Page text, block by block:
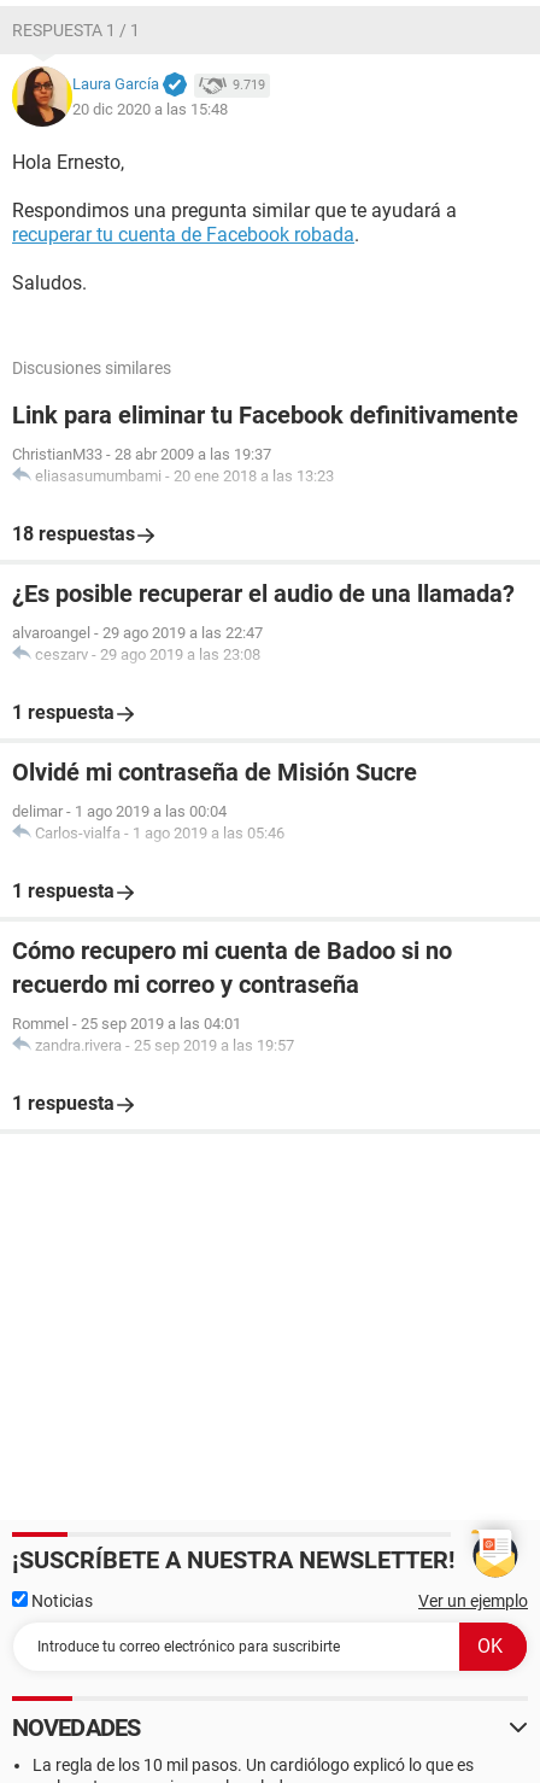
RESPUESTA 1 / 1
Laura García 9.719
20 dic 2020 a las 15:48
Hola Ernesto,
Respondimos una pregunta similar que te ayudará a
recuperar tu cuenta de Facebook robada.
Saludos.
Discusiones similares
Link para eliminar tu Facebook definitivamente
ChristianM33 - 28 abr 2009 a las 19:37
eliasasumumbami - 20 ene 2018 a las 13:23
18 respuestas
¿Es posible recuperar el audio de una llamada?
alvaroangel - 29 ago 2019 a las 22:47
ceszarv - 29 ago 2019 a las 23:08
1 respuesta
Olvidé mi contraseña de Misión Sucre
delimar - 1 ago 2019 a las 00:04
Carlos-vialfa - 1 ago 2019 a las 05:46
1 respuesta
Cómo recupero mi cuenta de Badoo si no
recuerdo mi correo y contraseña
Rommel - 25 sep 2019 a las 04:01
zandra.rivera - 25 sep 2019 a las 19:57
1 respuesta
¡SUSCRÍBETE A NUESTRA NEWSLETTER!
Noticias Ver un ejemplo
NOVEDADES
La regla de los 10 mil pasos. Un cardiólogo explicó lo que es